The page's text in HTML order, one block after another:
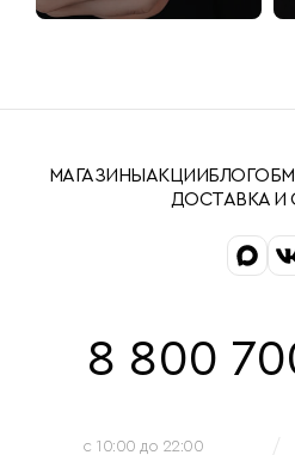
МАГАЗИНЫ АКЦИИБЛОГ
ДОСТАВКА И
8 800
c 10:00 до 22:00